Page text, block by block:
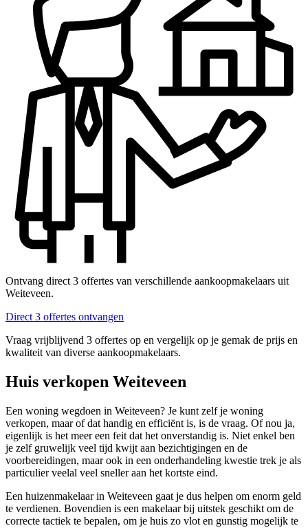
Ontvang direct 3 offertes van verschillende aankoopmakelaars uit
Weiteveen.
Direct 3 offertes ontvangen
Vraag vrijblijvend 3 offertes op en vergelijk op je gemak de prijs en
kwaliteit van diverse aankoopmakelaars.
Huis verkopen Weiteveen
Een woning wegdoen in Weiteveen? Je kunt zelf je woning
verkopen, maar of dat handig en efficiënt is, is de vraag. Of nou ja,
eigenlijk is het meer een feit dat het onverstandig is. Niet enkel ben
je zelf gruwelijk veel tijd kwijt aan bezichtigingen en de
voorbereidingen, maar ook in een onderhandeling kwestie trek je als
particulier veelal veel sneller aan het kortste eind.
Een huizenmakelaar in Weiteveen gaat je dus helpen om enorm geld
te verdienen. Bovendien is een makelaar bij uitstek geschikt om de
correcte tactiek te bepalen, om je huis zo vlot en gunstig mogelijk te